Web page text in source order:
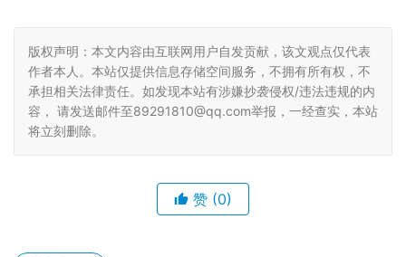
版权声明：本文内容由互联网用户自发贡献，该文观点仅代表
作者本人。本站仅提供信息存储空间服务，不拥有所有权，不
承担相关法律责任。如发现本站有涉嫌抄袭侵权/违法违规的内
容， 请发送邮件至89291810@qq.com举报，一经查实，本站
将立刻删除。
赞 (0)